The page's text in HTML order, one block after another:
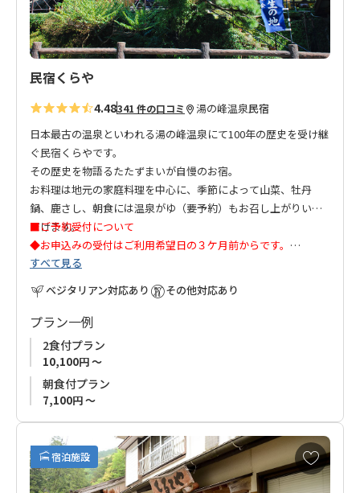
民宿くらや
4.48341 件の口コミ 湯の峰温泉民宿
日本最古の温泉といわれる湯の峰温泉にて100年の歴史を受け継
ぐ民宿くらやです。
その歴史を物語るたたずまいが自慢のお宿。
お料理は地元の家庭料理を中心に、季節によって山菜、牡丹
鍋、鹿さし、朝食には温泉がゆ（要予約）もお召し上がりいた
だけます。
昔ながらの建物で安らぎの時をお過ごしください。
■休館日：日曜日
■ご予約受付について
◆お申込みの受付はご利用希望日の３ケ月前からです。
◆連泊はお受けできません。ご了承ください。
すべて見る
ベジタリアン対応あり
その他対応あり
プラン一例
2食付プラン
10,100円 ～
朝食付プラン
7,100円 ～
宿泊施設
お
気
に